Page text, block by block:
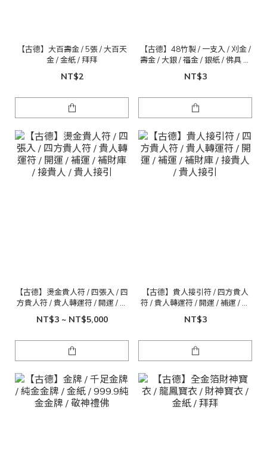
【古德】大百壽金 / 5張 / 大百天
金 / 金紙 / 拜拜
NT$2
【古德】48竹製 / 一支入 / 刈金 /
壽金 / 大銀 / 福金 / 銀紙 / 佛具 金
NT$3
【古德】燙金貴人符 / 四張入 / 四
方貴人符 / 貴人轉運符 / 開運 / 補
運 / 補財庫 / 接貴人 / 貴人接引
NT$3 ~ NT$5,000
【古德】貴人接引符 / 四方貴人
符 / 貴人轉運符 / 開運 / 補運 / 補
財庫 / 接貴人 / 貴人接引
NT$3